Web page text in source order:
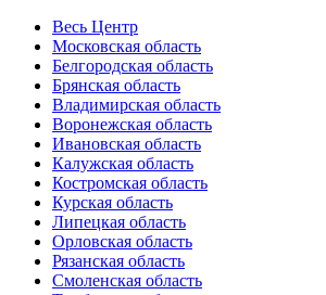
Весь Центр
Московская область
Белгородская область
Брянская область
Владимирская область
Воронежская область
Ивановская область
Калужская область
Костромская область
Курская область
Липецкая область
Орловская область
Рязанская область
Смоленская область